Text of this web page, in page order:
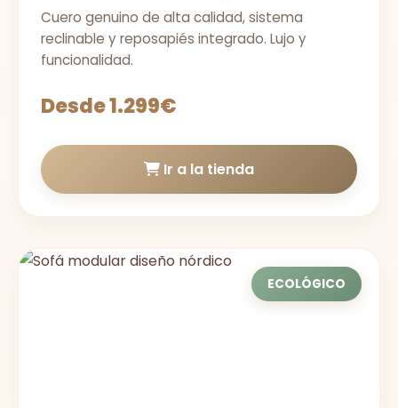
Cuero genuino de alta calidad, sistema
reclinable y reposapiés integrado. Lujo y
funcionalidad.
Desde 1.299€
Ir a la tienda
ECOLÓGICO